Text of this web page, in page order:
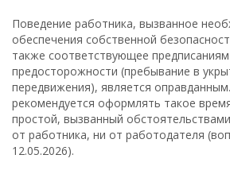
Поведение работника, вызванное
обеспечения собственной
также соответствующее
предосторожности (пребывание в
передвижения), является
рекомендуется оформлять такое
простой, вызванный
от работника, ни от работодателя
12.05.2026).